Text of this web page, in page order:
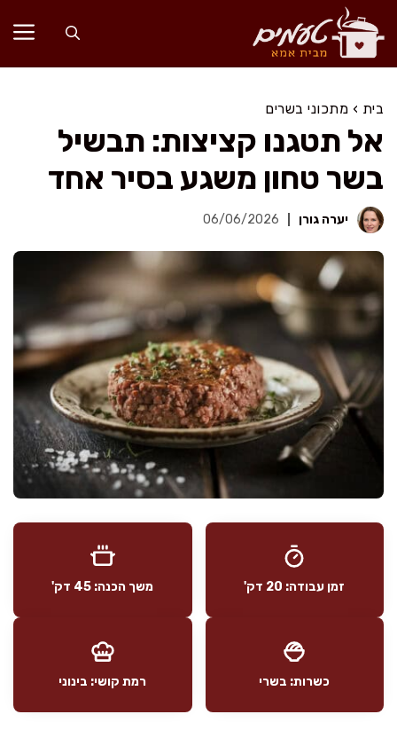
לדלג
לתוכן
בית › מתכוני בשרים
אל תטגנו קציצות: תבשיל
בשר טחון משגע בסיר אחד
יערה גורן 06/06/2026
זמן עבודה: 20 דק' משך הכנה: 45 דק'
כשרות: בשרי רמת קושי: בינוני